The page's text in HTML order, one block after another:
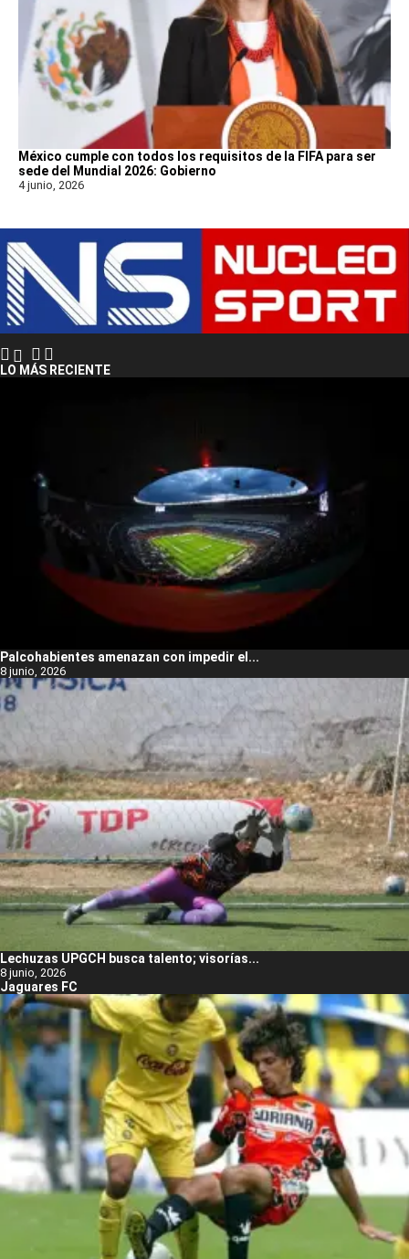
México cumple con todos los requisitos de la FIFA para ser
sede del Mundial 2026: Gobierno
4 junio, 2026
LO MÁS RECIENTE
Palcohabientes amenazan con impedir el...
8 junio, 2026
Lechuzas UPGCH busca talento; visorías...
8 junio, 2026
Jaguares FC